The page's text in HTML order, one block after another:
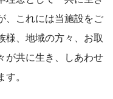
これには当施設をご
様、地域の方々、お取
が共に生き、しあわせ
。